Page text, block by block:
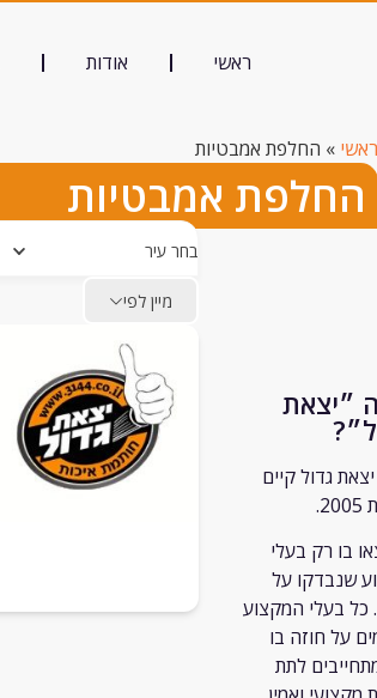
ראשי אודות
ראשי » החלפת אמבטיות
החלפת אמבטיות
״יצאת
גדול קיים
בו רק בעלי
שנבדקו על
כל בעלי המקצוע
על חוזה בו
לתת
בחר עיר
מיין לפי